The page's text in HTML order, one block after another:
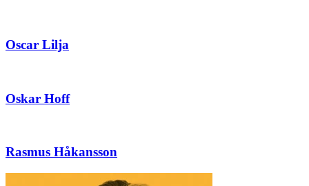
Oscar Lilja
Oskar Hoff
Rasmus Håkansson